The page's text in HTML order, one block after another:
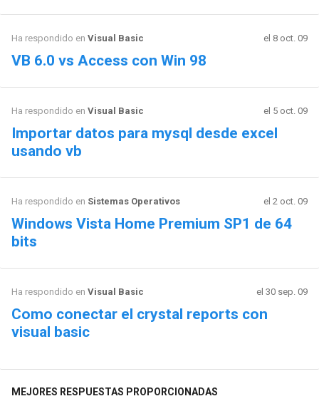
Ha respondido en Visual Basic el 8 oct. 09
VB 6.0 vs Access con Win 98
Ha respondido en Visual Basic el 5 oct. 09
Importar datos para mysql desde excel
usando vb
Ha respondido en Sistemas Operativos el 2 oct. 09
Windows Vista Home Premium SP1 de 64
bits
Ha respondido en Visual Basic el 30 sep. 09
Como conectar el crystal reports con
visual basic
MEJORES RESPUESTAS PROPORCIONADAS